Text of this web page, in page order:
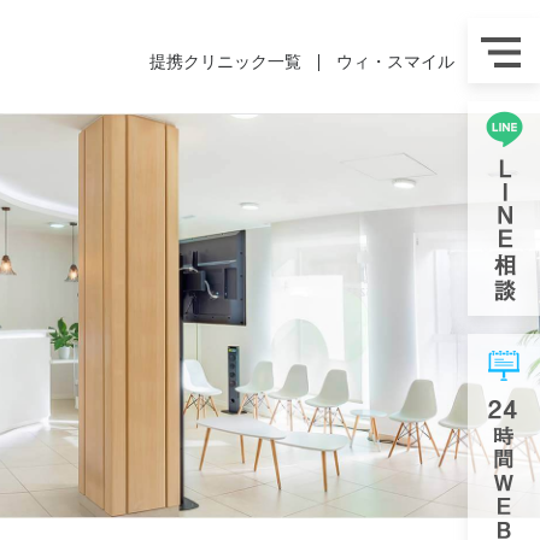
提携クリニック一覧 ウィ・スマイル